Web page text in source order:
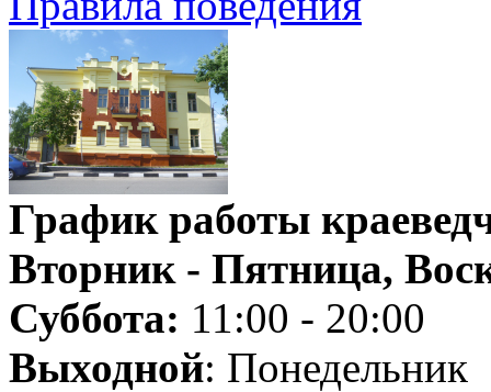
График работы
Вторник - Пятница,
Суббота: 11:00 - 20:00
Выходной: Понедельник